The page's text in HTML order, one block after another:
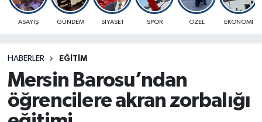
ASAYİŞ GÜNDEM SİYASET SPOR ÖZEL EKONOMİ
HABERLER EĞİTİM
Mersin Barosu’ndan
öğrencilere akran zorbalığı
Süper Lig Puan Durumu ve Fikstür
Haber Arşivi